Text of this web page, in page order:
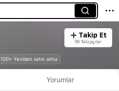
Takip Et
58 Takipçiler
100+ Yeniden satın alma
Yorumlar